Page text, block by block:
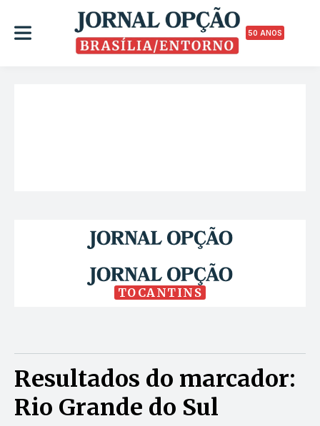
50 ANOS
TOCANTINS
Resultados do marcador:
Rio Grande do Sul